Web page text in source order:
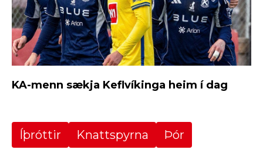
KA-menn sækja Keflvíkinga heim í dag
Íþróttir Knattspyrna Þór